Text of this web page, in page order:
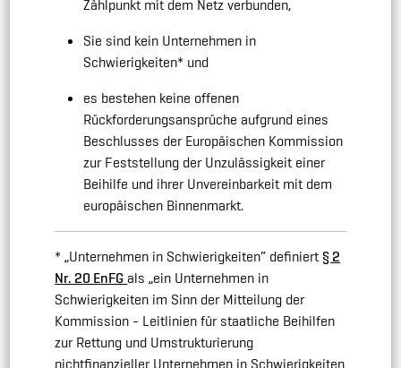
Zählpunkt mit dem Netz verbunden,
Sie sind kein Unternehmen in
Schwierigkeiten* und
es bestehen keine offenen
Rückforderungsansprüche aufgrund eines
Beschlusses der Europäischen Kommission
zur Feststellung der Unzulässigkeit einer
Beihilfe und ihrer Unvereinbarkeit mit dem
europäischen Binnenmarkt.
* „Unternehmen in Schwierigkeiten“ definiert § 2
Nr. 20 EnFG als „ein Unternehmen in
Schwierigkeiten im Sinn der Mitteilung der
Kommission - Leitlinien für staatliche Beihilfen
zur Rettung und Umstrukturierung
nichtfinanzieller Unternehmen in Schwierigkeiten